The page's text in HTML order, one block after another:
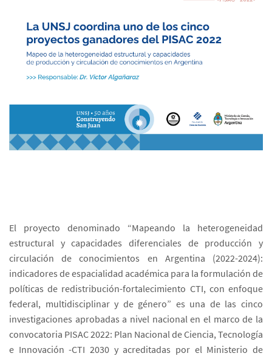
El proyecto denominado “Mapeando la heterogeneidad
estructural y capacidades diferenciales de producción y
circulación de conocimientos en Argentina (2022-2024):
indicadores de espacialidad académica para la formulación de
políticas de redistribución-fortalecimiento CTI, con enfoque
federal, multidisciplinar y de género” es una de las cinco
investigaciones aprobadas a nivel nacional en el marco de la
convocatoria PISAC 2022: Plan Nacional de Ciencia, Tecnología
e Innovación -CTI 2030 y acreditadas por el Ministerio de